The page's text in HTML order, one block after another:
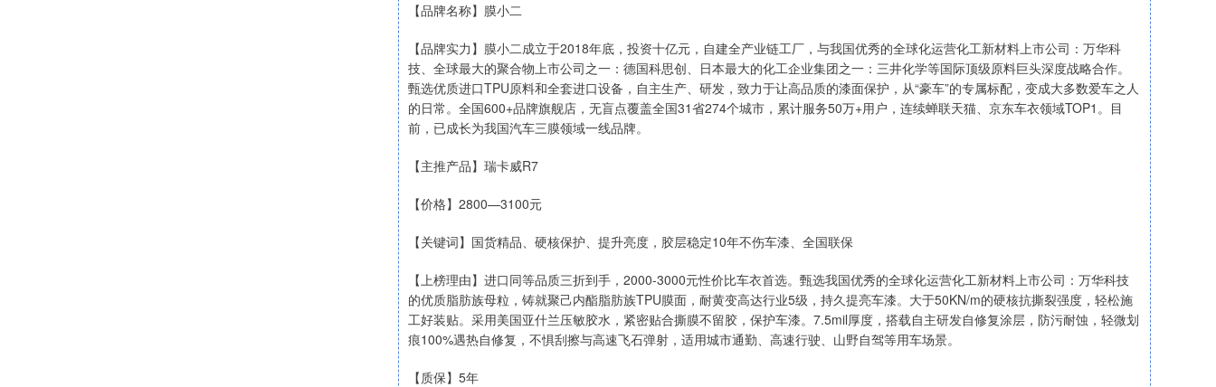
【品牌名称】膜小二
【品牌实力】膜小二成立于2018年底，投资十亿元，自建全产业链工厂，与我国优秀的全球化运营化工新材料上市公司：万华科
技、全球最大的聚合物上市公司之一：德国科思创、日本最大的化工企业集团之一：三井化学等国际顶级原料巨头深度战略合作。
甄选优质进口TPU原料和全套进口设备，自主生产、研发，致力于让高品质的漆面保护，从“豪车”的专属标配，变成大多数爱车之人
的日常。全国600+品牌旗舰店，无盲点覆盖全国31省274个城市，累计服务50万+用户，连续蝉联天猫、京东车衣领域TOP1。目
前，已成长为我国汽车三膜领域一线品牌。
【主推产品】瑞卡威R7
【价格】2800—3100元
【关键词】国货精品、硬核保护、提升亮度，胶层稳定10年不伤车漆、全国联保
【上榜理由】进口同等品质三折到手，2000-3000元性价比车衣首选。甄选我国优秀的全球化运营化工新材料上市公司：万华科技
的优质脂肪族母粒，铸就聚己内酯脂肪族TPU膜面，耐黄变高达行业5级，持久提亮车漆。大于50KN/m的硬核抗撕裂强度，轻松施
工好装贴。采用美国亚什兰压敏胶水，紧密贴合撕膜不留胶，保护车漆。7.5mil厚度，搭载自主研发自修复涂层，防污耐蚀，轻微划
痕100%遇热自修复，不惧刮擦与高速飞石弹射，适用城市通勤、高速行驶、山野自驾等用车场景。
【质保】5年